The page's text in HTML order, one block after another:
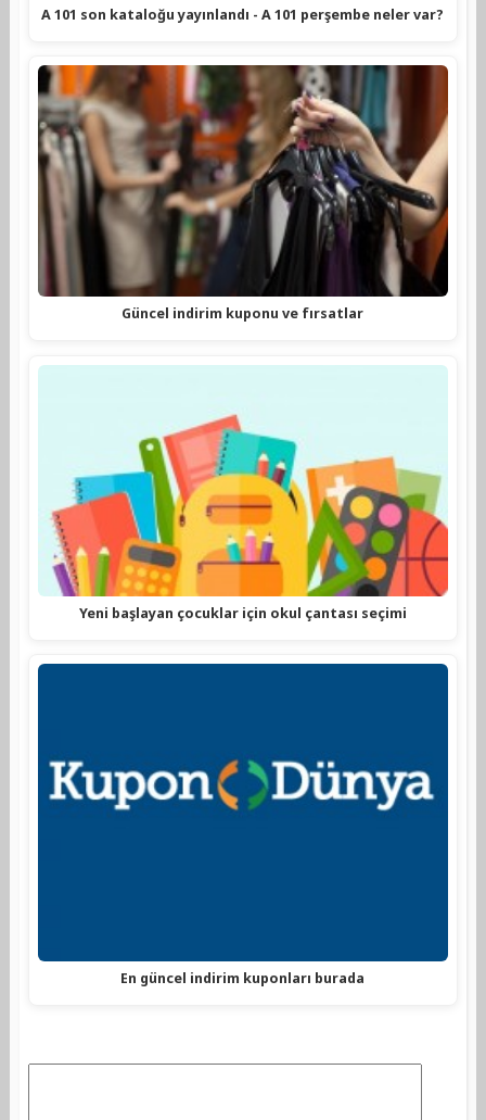
A 101 son kataloğu yayınlandı - A 101 perşembe neler var?
Güncel indirim kuponu ve fırsatlar
Yeni başlayan çocuklar için okul çantası seçimi
En güncel indirim kuponları burada